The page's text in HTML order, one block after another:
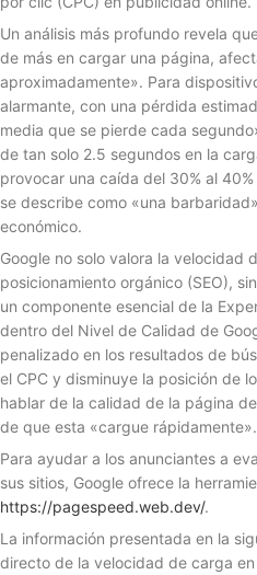
Un análisis más profundo revela
de más en cargar una página,
aproximadamente». Para
alarmante, con una pérdida
media que se pierde cada
de tan solo 2.5 segundos en la
provocar una caída del 30% al
se describe como «una
económico.
Google no solo valora la velocidad
posicionamiento orgánico (SEO),
un componente esencial de la
dentro del Nivel de Calidad de
penalizado en los resultados de
el CPC y disminuye la posición de
hablar de la calidad de la página
de que esta «cargue rápidamente».
Para ayudar a los anunciantes a
sus sitios, Google ofrece la
https://pagespeed.web.dev/.
La información presentada en la
directo de la velocidad de carga